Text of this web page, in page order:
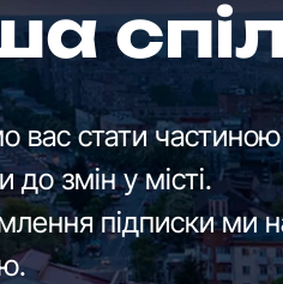
вас стати частиною
змін у місті.
підписки ми